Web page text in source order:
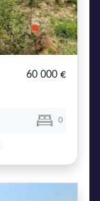
60 000 €
0